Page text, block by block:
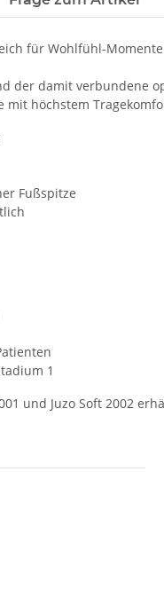
für Wohlfühl-Momente
der damit verbundene
mit höchstem
Fußspitze
1
und Juzo Soft 2002